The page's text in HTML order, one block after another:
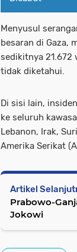
Menyusul
besaran di Gaza,
sedikitnya 21.672
tidak diketahui.
Di sisi lain,
ke seluruh
Lebanon, Irak,
Amerika Serikat
Artikel
Prabowo-
Jokowi